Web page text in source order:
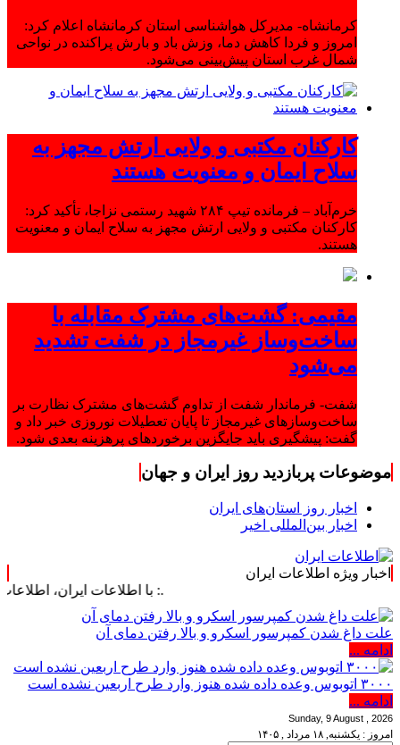
کرمانشاه- مدیرکل هواشناسی استان کرمانشاه اعلام کرد:
امروز و فردا کاهش دما، وزش باد و بارش پراکنده در نواحی
شمال غرب استان پیش‌بینی می‌شود.
کارکنان مکتبی و ولایی ارتش مجهز به
سلاح ایمان و معنویت هستند
خرم‌آباد – فرمانده تیپ ۲۸۴ شهید رستمی نزاجا، تأکید کرد:
کارکنان مکتبی و ولایی ارتش مجهز به سلاح ایمان و معنویت
هستند.
مقیمی: گشت‌های مشترک مقابله با
ساخت‌وساز غیرمجاز در شفت تشدید
می‌شود
شفت- فرماندار شفت از تداوم گشت‌های مشترک نظارت بر
ساخت‌وسازهای غیرمجاز تا پایان تعطیلات نوروزی خبر داد و
گفت: پیشگیری باید جایگزین برخوردهای پرهزینه بعدی شود.
موضوعات پربازدید روز ایران و جهان
اخبار روز استان‌های ایران
اخبار بین‌المللی اخیر
اخبار ویژه اطلاعات ایران
.: با اطلاعات ایران، اطلاعات خود را
علت داغ شدن کمپرسور اسکرو و بالا رفتن دمای آن
ادامه ...
۳۰۰۰ اتوبوس وعده داده شده هنوز وارد طرح اربعین نشده است
ادامه ...
Sunday, 9 August , 2026
امروز : یکشنبه, ۱۸ مرداد , ۱۴۰۵